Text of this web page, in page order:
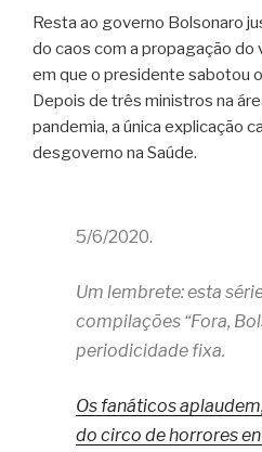
Resta ao governo Bolsonaro
do caos com a propagação do
em que o presidente sabotou
Depois de três ministros na
pandemia, a única explicação
desgoverno na Saúde.
5/6/2020.
Um lembrete: esta
compilações “Fora,
periodicidade fixa.
Os fanáticos
do circo de horrores